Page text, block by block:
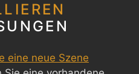
eine neue Szene